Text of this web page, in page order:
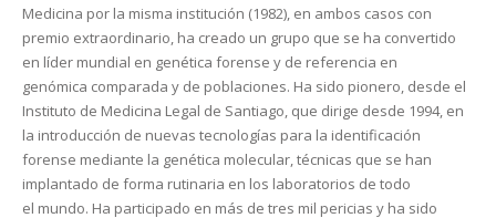
Medicina por la misma institución (1982), en ambos casos con
premio extraordinario, ha creado un grupo que se ha convertido
en líder mundial en genética forense y de referencia en
genómica comparada y de poblaciones. Ha sido pionero, desde el
Instituto de Medicina Legal de Santiago, que dirige desde 1994, en
la introducción de nuevas tecnologías para la identificación
forense mediante la genética molecular, técnicas que se han
implantado de forma rutinaria en los laboratorios de todo
el mundo. Ha participado en más de tres mil pericias y ha sido